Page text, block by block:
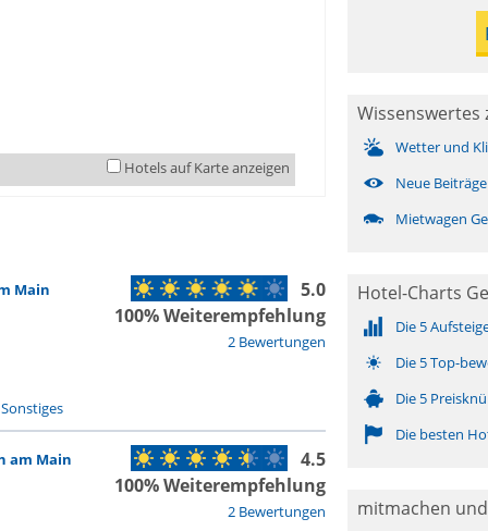
Hotels auf Karte anzeigen
Main
2 Bewertungen
5.0
100% Weiterempfehlung
Sonstiges
am Main
2 Bewertungen
4.5
100% Weiterempfehlung
Wissenswertes
Wetter und
Neue
Mietwagen
Hotel-Charts
Die 5
Die 5 Top-
Die 5
Die besten
mitmachen